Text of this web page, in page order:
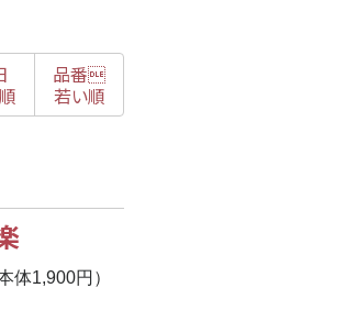
品番
若い順
体1,900円）